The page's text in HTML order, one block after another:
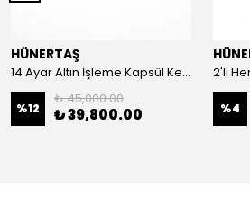
HÜNERTAŞ
14 Ayar Altın İşleme Kapsül Kesim Oltu Taşı Tespih
%12
₺ 45,000.00
₺ 39,800.00 %4